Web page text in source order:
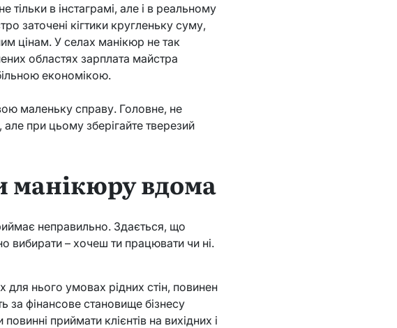
в інстаграмі, але і в реальному
заточені кігтики кругленьку суму,
цінам. У селах манікюр не так
областях зарплата майстра
економікою.
маленьку справу. Головне, не
при цьому зберігайте тверезий
манікюру вдома
неправильно. Здається, що
вибирати – хочеш ти працювати чи ні.
нього умовах рідних стін, повинен
за фінансове становище бізнесу
приймати клієнтів на вихідних і